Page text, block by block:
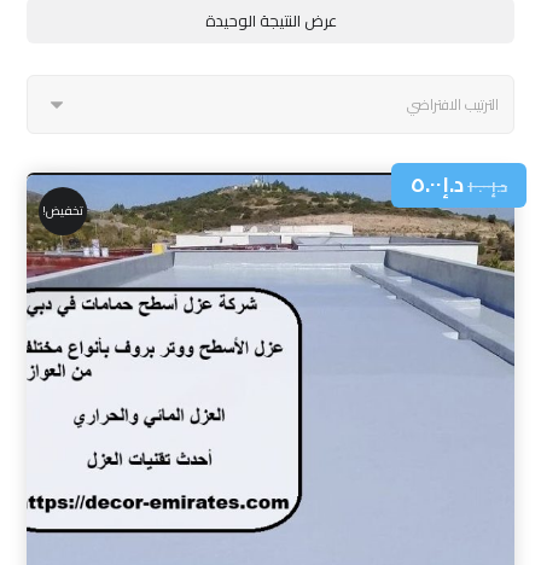
عرض النتيجة الوحيدة
د.إ١٠.٠٠د.إ٥.٠٠
تخفيض!